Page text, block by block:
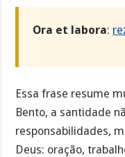
Ora et labora:
Essa frase resume
Bento, a santidade
responsabilidades,
Deus: oração,